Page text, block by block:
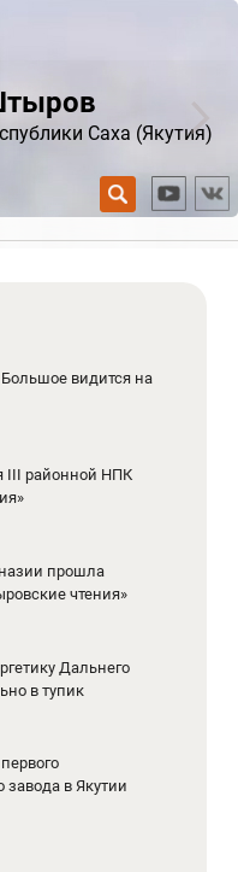
Саха (Якутия)
видится на
III районной НПК
прошла
чтения»
Дальнего
в тупик
завода в Якутии